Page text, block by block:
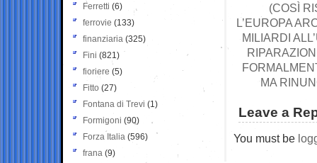
(COSÌ
L’EUROPA
MILIARDI
MA
Leave a
You must be
Ferretti (6)
ferrovie (133)
finanziaria (325)
Fini (821)
fioriere (5)
Fitto (27)
Fontana di Trevi (1)
Formigoni (90)
Forza Italia (596)
frana (9)